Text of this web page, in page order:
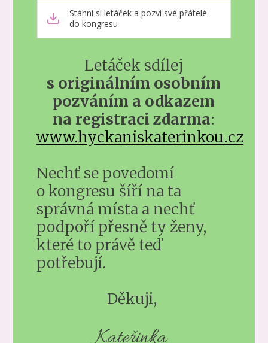
Stáhni si letáček a pozvi své přátelé
do kongresu
Letáček sdílej
s originálním osobním
pozváním a odkazem
na registraci zdarma:
www.hyckaniskaterinkou.cz
Nechť se povedomí
o kongresu šíří na ta
správná místa a nechť
podpoří přesně ty ženy,
které to právě teď
potřebují.
Děkuji,